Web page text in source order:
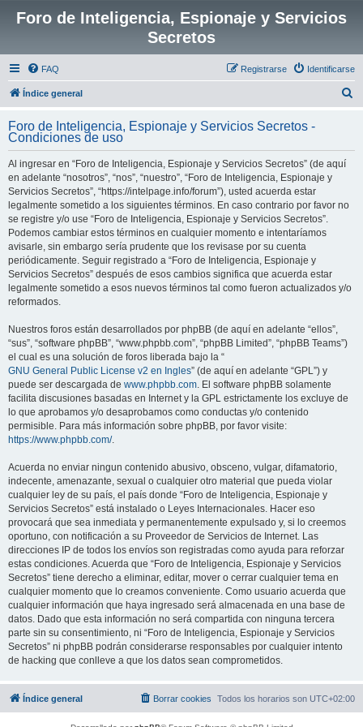
Foro de Inteligencia, Espionaje y Servicios
Secretos
FAQ Identificarse
Registrarse
Índice general
c
Foro de Inteligencia, Espionaje y Servicios Secretos -
Condiciones de uso
Al ingresar en “Foro de Inteligencia, Espionaje y Servicios Secretos” (de aquí
en adelante “nosotros”, “nos”, “nuestro”, “Foro de Inteligencia, Espionaje y
Servicios Secretos”, “https://intelpage.info/forum”), usted acuerda estar
legalmente sometido a los siguientes términos. En caso contrario por favor no
se registre y/o use “Foro de Inteligencia, Espionaje y Servicios Secretos”.
Podemos cambiar estos términos en cualquier momento e intentaríamos
avisarle, sin embargo sería prudente que los revisase por su cuenta
periódicamente. Seguir registrado a “Foro de Inteligencia, Espionaje y
Servicios Secretos” después de esos cambios significa que acuerda estar
legalmente sometido a esos nuevos términos tal como fueron actualizados y/o
reformados.
Nuestros foros están desarrollados por phpBB (de aquí en adelante “ellos”,
“sus”, “software phpBB”, “www.phpbb.com”, “phpBB Limited”, “phpBB Teams”)
el cual es una solución de foros liberada bajo la “
GNU General Public License v2 en Ingles” (de aquí en adelante “GPL”) y
puede ser descargada de www.phpbb.com. El software phpBB solamente
facilita discusiones basadas en Internet y la GPL estrictamente los excluye de
lo que aprobamos y/o desaprobamos como conductas y/o contenido
permisible. Para más información sobre phpBB, por favor visite:
https://www.phpbb.com/.
Acuerda no enviar ningun contenido abusivo, obsceno, vulgar, difamatorio,
indecente, amenazante, sexual o cualquier otro material que pueda violar
cualquier ley de su país, el país donde “Foro de Inteligencia, Espionaje y
Servicios Secretos” está instalado o Leyes Internacionales. Hacer eso
provocará que sea inmediata y permanentemente expulsado y, si lo creemos
oportuno, con notificación a su Proveedor de Servicios de Internet. Las
direcciones IP de todos los envíos son registradas como ayuda para reforzar
estas condiciones. Acuerda que “Foro de Inteligencia, Espionaje y Servicios
Secretos” tiene derecho a eliminar, editar, mover o cerrar cualquier tema en
cualquier momento que lo creamos conveniente. Como usuario acuerda que
cualquier información que haya ingresado será almacenada en una base de
datos. Dado que esta información no será compartida con ninguna tercera
parte sin su consentimiento, ni “Foro de Inteligencia, Espionaje y Servicios
Secretos” ni phpBB podrán considerarse responsables por cualquier intento
de hacking que conlleve a que los datos sean comprometidos.
Índice general Todos los horarios son UTC+02:00
Borrar cookies